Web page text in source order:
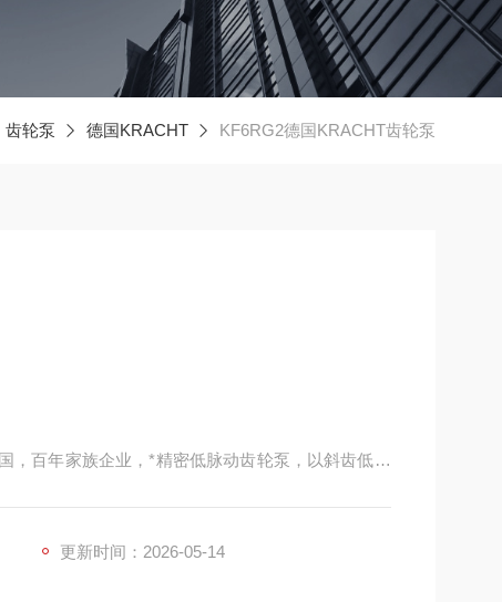
齿轮泵 德国KRACHT KF6RG2德国KRACHT齿轮泵
，百年家族企业，*精密低脉动齿轮泵，以斜齿低脉
更新时间：2026-05-14